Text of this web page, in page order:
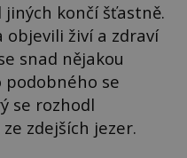
končí šťastně.
objevili živí a zdraví
snad nějakou
podobného se
se rozhodl
zdejších jezer.